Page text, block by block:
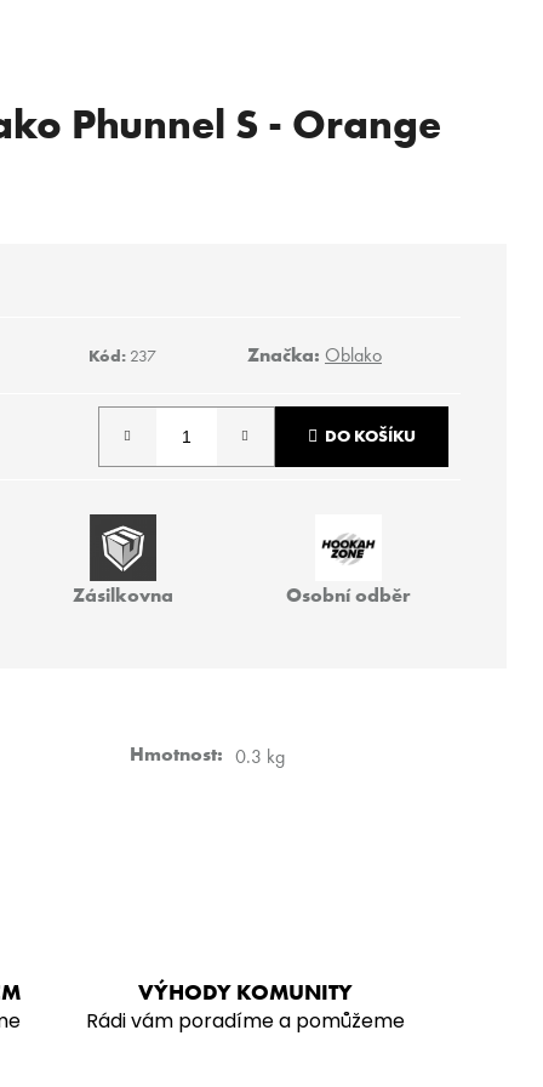
Phunnel S - Orange
Kód: 237 Značka: Oblako
DO KOŠÍKU
Zásilkovna Osobní odběr
Hmotnost: 0.3 kg
VÝHODY KOMUNITY
Rádi vám poradíme a pomůžeme